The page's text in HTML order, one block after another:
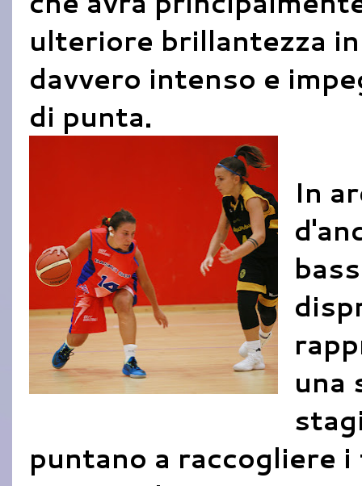
ulteriore brillantezza
davvero intenso e
di punta.
In
una
puntano a raccogliere